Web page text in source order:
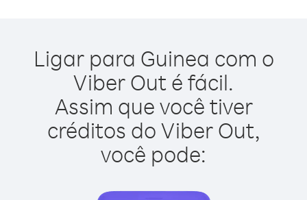
Ligar para Guinea com o
Viber Out é fácil.
Assim que você tiver
créditos do Viber Out,
você pode: